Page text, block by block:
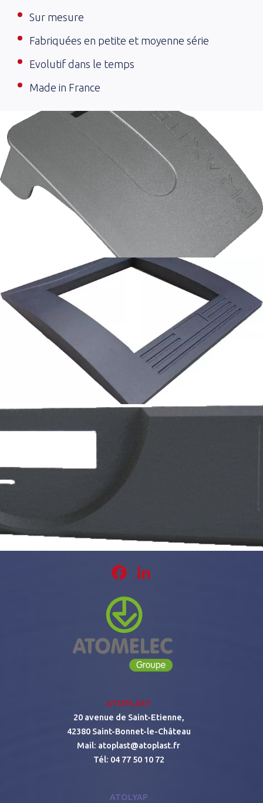
Sur mesure
Fabriquées en petite et moyenne série
Evolutif dans le temps
Made in France
Facebook
ATOLYAP
ATOPLAST
20 avenue de Saint-Etienne,
42380 Saint-Bonnet-le-Château
Mail: atoplast@atoplast.fr
Tél: 04 77 50 10 72